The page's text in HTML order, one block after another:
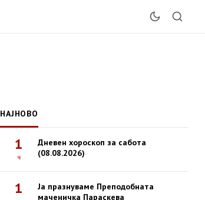
НАЈНОВО
1
ч
Дневен хороскоп за сабота
(08.08.2026)
1
Ја празнуваме Преподобната
маченичка Параскева